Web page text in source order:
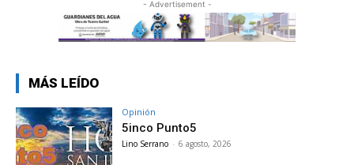
- Advertisement -
MÁS LEÍDO
Opinión
5inco Punto5
Lino Serrano - 6 agosto, 2026